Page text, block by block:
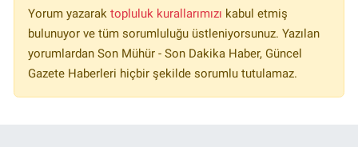
Yorum yazarak topluluk kurallarımızı kabul etmiş
bulunuyor ve tüm sorumluluğu üstleniyorsunuz. Yazılan
yorumlardan Son Mühür - Son Dakika Haber, Güncel
Gazete Haberleri hiçbir şekilde sorumlu tutulamaz.